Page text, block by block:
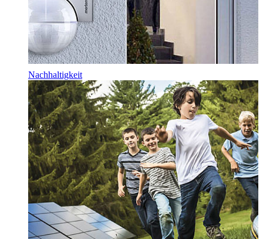
Nachhaltigkeit